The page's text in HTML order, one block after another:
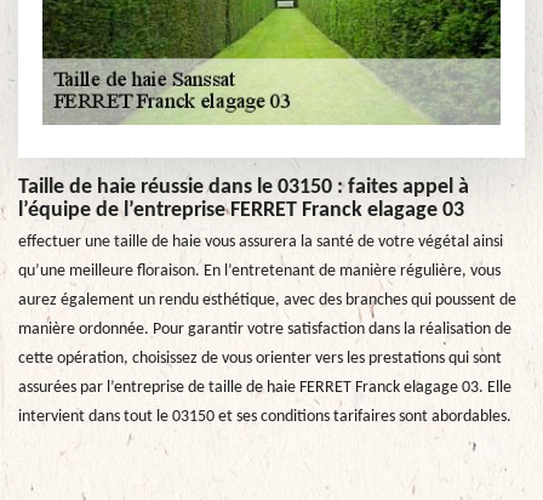
Taille de haie réussie dans le 03150 : faites appel à
l’équipe de l’entreprise FERRET Franck elagage 03
effectuer une taille de haie vous assurera la santé de votre végétal ainsi
qu’une meilleure floraison. En l’entretenant de manière régulière, vous
aurez également un rendu esthétique, avec des branches qui poussent de
manière ordonnée. Pour garantir votre satisfaction dans la réalisation de
cette opération, choisissez de vous orienter vers les prestations qui sont
assurées par l’entreprise de taille de haie FERRET Franck elagage 03. Elle
intervient dans tout le 03150 et ses conditions tarifaires sont abordables.